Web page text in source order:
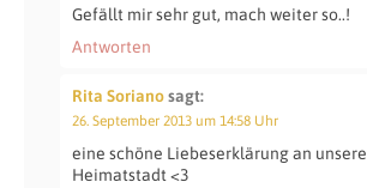
Gefällt mir sehr gut, mach weiter so..!
Antworten
Rita Sorianosagt:
26. September 2013 um 14:58 Uhr
eine schöne Liebeserklärung an unsere
Heimatstadt <3